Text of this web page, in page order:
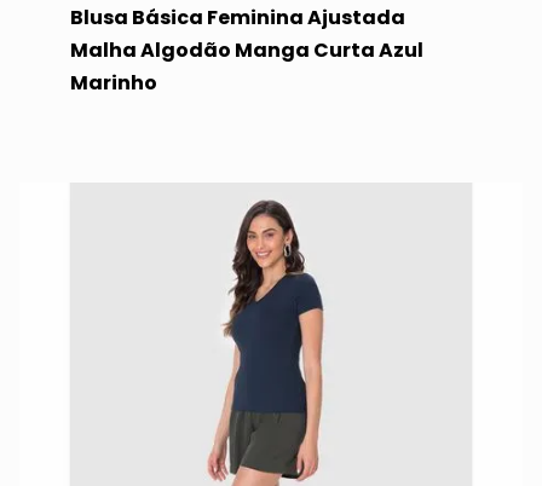
Blusa Básica Feminina Ajustada
Malha Algodão Manga Curta Azul
Marinho